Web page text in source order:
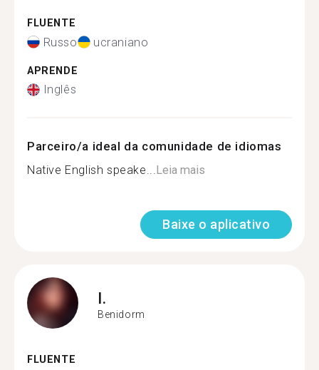
FLUENTE
Russo ucraniano
APRENDE
Inglês
Parceiro/a ideal da comunidade de idiomas
Native English speake...Leia mais
Baixe o aplicativo
I.
Benidorm
FLUENTE